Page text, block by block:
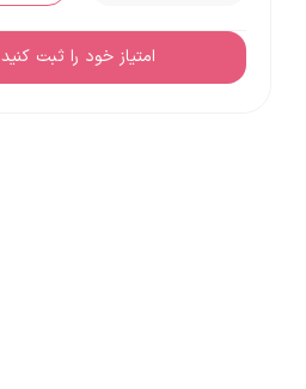
امتیاز خود را ثبت کنید